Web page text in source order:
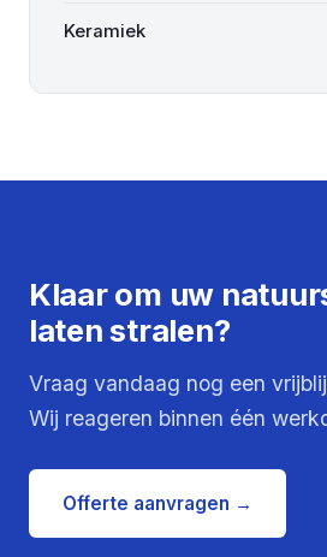
Keramiek
Klaar om uw
laten stralen?
Vraag vandaag nog een
Wij reageren binnen één
Offerte aanvragen →